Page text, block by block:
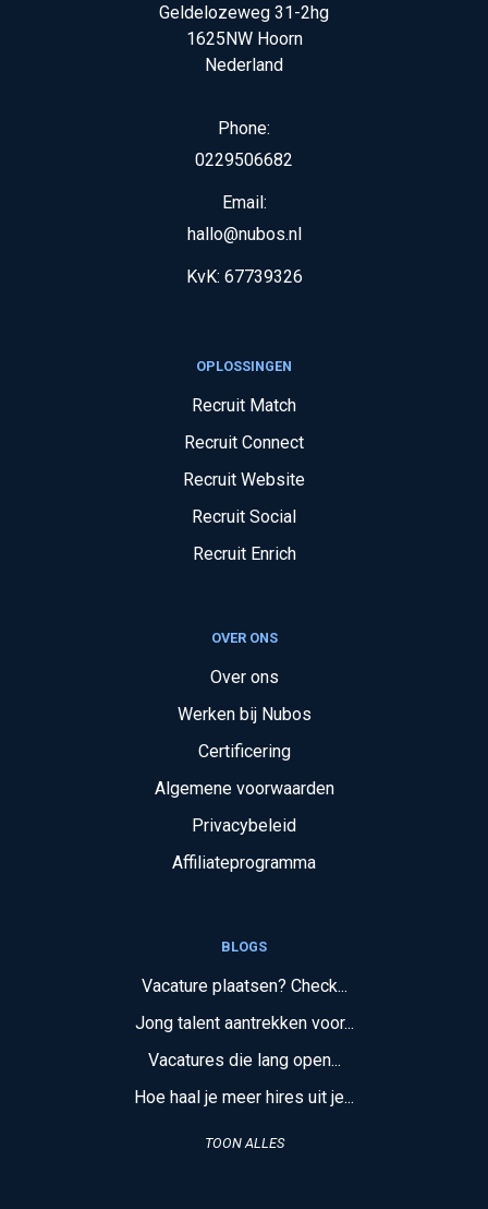
Geldelozeweg 31-2hg
1625NW Hoorn
Nederland
Phone:
0229506682
Email:
hallo@nubos.nl
KvK: 67739326
OPLOSSINGEN
Recruit Match
Recruit Connect
Recruit Website
Recruit Social
Recruit Enrich
OVER ONS
Over ons
Werken bij Nubos
Certificering
Algemene voorwaarden
Privacybeleid
Affiliateprogramma
BLOGS
Vacature plaatsen? Check...
Jong talent aantrekken voor...
Vacatures die lang open...
Hoe haal je meer hires uit je...
TOON ALLES